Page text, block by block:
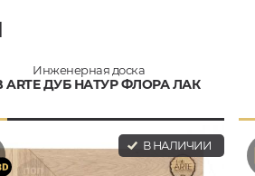
Инженерная доска
ARTE ДУБ НАТУР ФЛОРА ЛАК
В НАЛИЧИИ